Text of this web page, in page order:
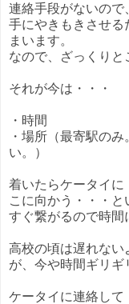
連絡手段がないので
手にやきもきさせる
まいます。
なので、ざっくりと
それが今は・・・
・時間
・場所（最寄駅の
い。）
着いたらケータイに
こに向かう・・・と
すぐ繋がるので時間
高校の頃は遅れない
が、今や時間ギリギ
ケータイに連絡して